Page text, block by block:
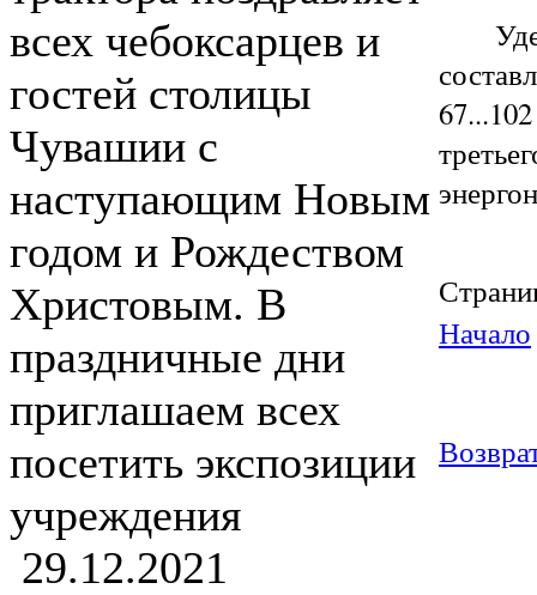
всех чебоксарцев и
гостей столицы
Чувашии с
наступающим Новым
годом и Рождеством
Христовым. В
праздничные дни
приглашаем всех
посетить экспозиции
учреждения
29.12.2021
Начало